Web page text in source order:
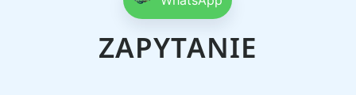
ZAPYTANIE